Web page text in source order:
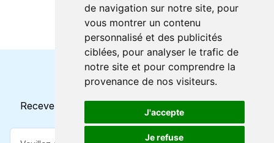
de navigation sur notre site, pour
vous montrer un contenu
personnalisé et des publicités
ciblées, pour analyser le trafic de
notre site et pour comprendre la
provenance de nos visiteurs.
J'accepte
Je refuse
Horaires et offres actuels
Recevez toutes les mises à jour dans votre e-mail